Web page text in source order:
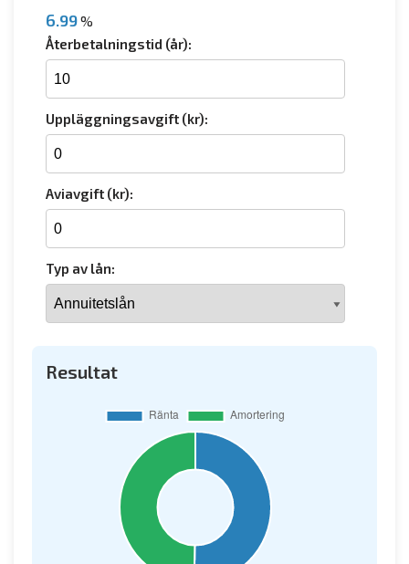
6.99%
Återbetalningstid (år):
Uppläggningsavgift (kr):
Aviavgift (kr):
Typ av lån:
Resultat